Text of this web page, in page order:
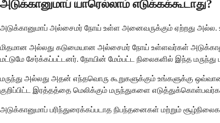
அடுக்கானுமாப் யாரெல்லாம் எடுக்கக்கூடாது?
அடுக்கானுமாப் அல்சைமர் நோய் உள்ள அனைவருக்கும் ஏற்றது அல்ல.
மிதமான அல்லது கடுமையான அல்சைமர் நோய் உள்ளவர்கள்
மட்டுமே சேர்க்கப்பட்டனர். நோயின் மேம்பட்ட நிலைகளில் இந்த
மருந்து அல்லது அதன் எந்தவொரு கூறுகளுக்கும் உங்களுக்கு
குறிப்பிட்ட இரத்தத்தை மெலிக்கும் மருந்துகளை
அடுக்கானுமாப் பரிந்துரைக்கப்படாத நிபந்தனைகள் மற்றும்